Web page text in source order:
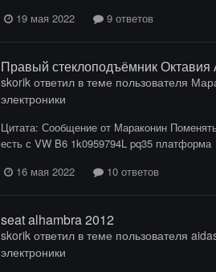
19 мая 2022
9 ответов
Правый стеклоподъёмник Октавия
skorikответил в теме пользователя
электроники
Цитата: Сообщение от Мараконин
есть с VW B6 1k0959794L pq35 платформа
16 мая 2022
10 ответов
seat alhambra 2012
skorikответил в теме пользователя
электроники